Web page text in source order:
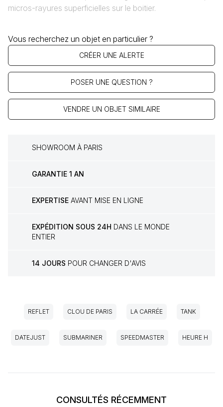
micros-rayures superficielles sur le boitier.
Vous recherchez un objet en particulier ?
CRÉER UNE ALERTE
POSER UNE QUESTION ?
VENDRE UN OBJET SIMILAIRE
SHOWROOM À PARIS
GARANTIE 1 AN
EXPERTISE AVANT MISE EN LIGNE
EXPÉDITION SOUS 24H DANS LE MONDE
ENTIER
14 JOURS POUR CHANGER D'AVIS
REFLET CLOU DE PARIS LA CARRÉE TANK
DATEJUST SUBMARINER SPEEDMASTER HEURE H
CONSULTÉS RÉCEMMENT